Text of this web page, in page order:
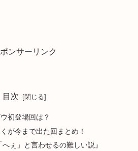
ンサーリンク
目次
初登場回は？
が今まで出た回まとめ！
ぇ」と言わせるの難しい説』